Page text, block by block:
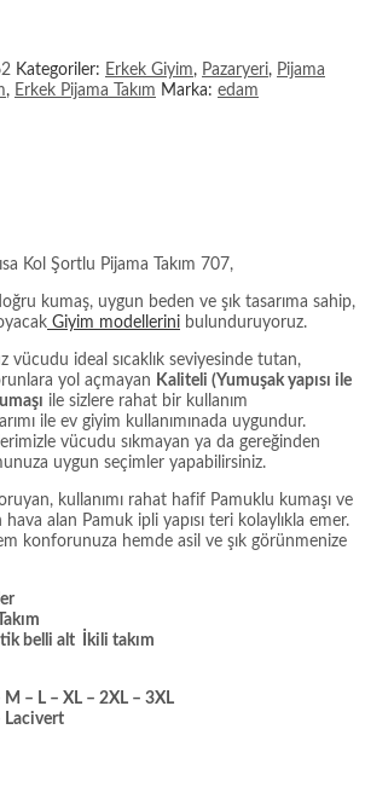
Kategoriler: Erkek Giyim, Pazaryeri, Pijama
, Erkek Pijama Takım Marka: edam
Kol Şortlu Pijama Takım 707,
kumaş, uygun beden ve şık tasarıma sahip,
Giyim modellerini bulunduruyoruz.
vücudu ideal sıcaklık seviyesinde tutan,
yol açmayan Kaliteli (Yumuşak yapısı ile
ile sizlere rahat bir kullanım
ile ev giyim kullanımınada uygundur.
vücudu sıkmayan ya da gereğinden
uygun seçimler yapabilirsiniz.
kullanımı rahat hafif Pamuklu kumaşı ve
alan Pamuk ipli yapısı teri kolaylıkla emer.
konforunuza hemde asil ve şık görünmenize
belli alt İkili takım
M – L – XL – 2XL – 3XL
Lacivert